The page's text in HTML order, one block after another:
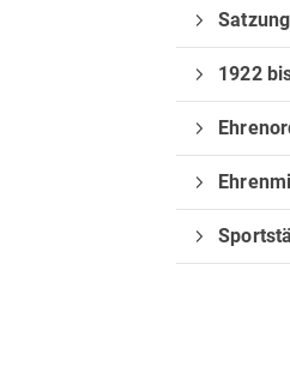
Satzung
1922